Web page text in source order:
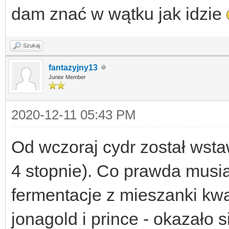
dam znać w wątku jak idzie
Szukaj
fantazyjny13
Junior Member
2020-12-11 05:43 PM
Od wczoraj cydr został
4 stopnie). Co prawda
fermentacje z mieszanki
jonagold i prince - okazało